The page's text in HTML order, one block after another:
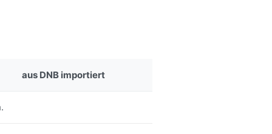
aus DNB importiert